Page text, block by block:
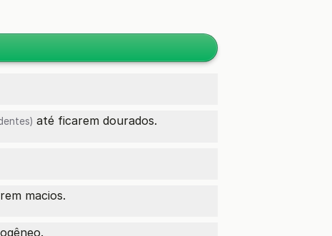
até ficarem dourados.
macios.